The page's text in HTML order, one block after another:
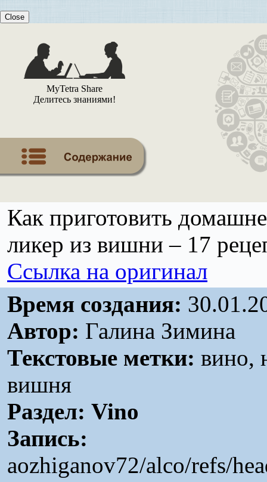
Close
MyTetra Share
Делитесь знаниями!
Как приготовить
ликер из вишни – 17
Ссылка на оригинал
Время создания:
Автор: Галина Зимина
Текстовые метки: вино,
вишня
Раздел: Vino
Запись:
aozhiganov72/alco/refs/